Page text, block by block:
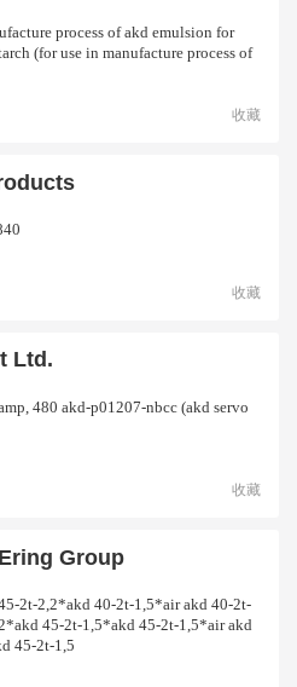
process of akd emulsion for
(for use in manufacture process of
收藏
收藏
Ltd.
480 akd-p01207-nbcc (akd servo
收藏
Group
2t-2,2*akd 40-2t-1,5*air akd 40-2t-
45-2t-1,5*akd 45-2t-1,5*air akd
45-2t-1,5